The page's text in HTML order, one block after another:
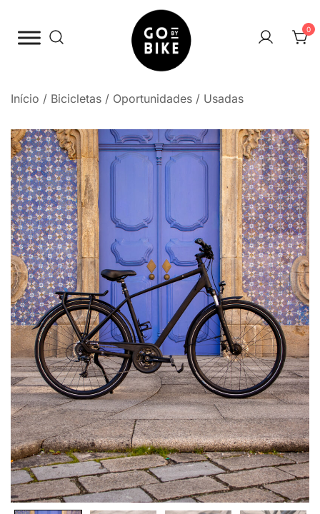
para
Go By Bike
0
Início / Bicicletas / Oportunidades / Usadas